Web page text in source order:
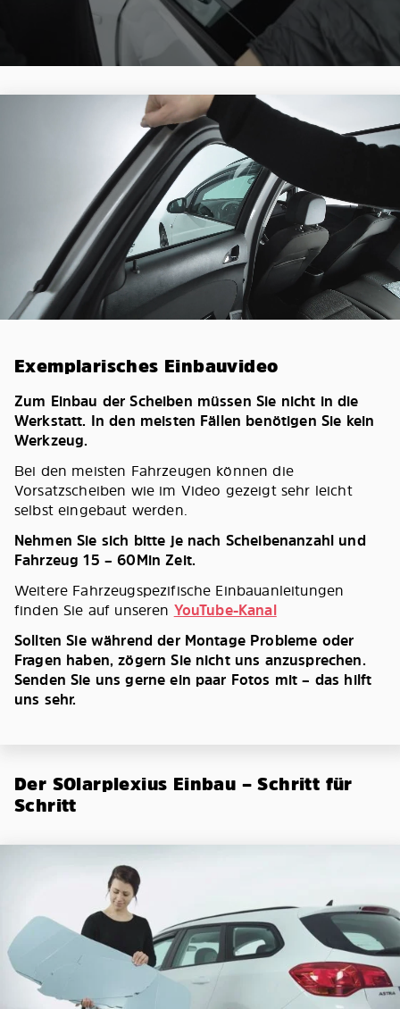
Exemplarisches Einbauvideo
Zum Einbau der Scheiben müssen Sie nicht in die
Werkstatt. In den meisten Fällen benötigen Sie kein
Werkzeug.
Bei den meisten Fahrzeugen können die
Vorsatzscheiben wie im Video gezeigt sehr leicht
selbst eingebaut werden.
Nehmen Sie sich bitte je nach Scheibenanzahl und
Fahrzeug 15 – 60Min Zeit.
Weitere Fahrzeugspezifische Einbauanleitungen
finden Sie auf unseren YouTube-Kanal
Sollten Sie während der Montage Probleme oder
Fragen haben, zögern Sie nicht uns anzusprechen.
Senden Sie uns gerne ein paar Fotos mit – das hilft
uns sehr.
Der SOlarplexius Einbau – Schritt für
Schritt